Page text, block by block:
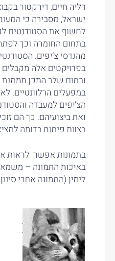
דליה חיים, דירקטור
ישראל, מסבירה כי
לחשוף את הסטודנטים
בתחום החומרה וכך
מהנדסי צ’יפים.
בפרויקטים אלה מקבלים
ובתום שלב התכן מממנת
במפעלים הרלוונטיים.
הצ’יפים למעבדה
ואת ביצועיהם. כך הם
בצוות פיתוח בדומה
בתמונות אפשר לראות
באיכות התמונה –
לימין (התמונה אחרי